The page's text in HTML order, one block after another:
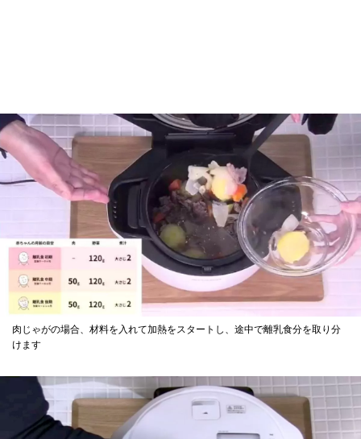
肉じゃがの場合、材料を入れて加熱をスタートし、途中で離乳食分を取り分
けます